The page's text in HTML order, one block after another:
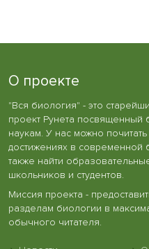
О проекте
"Вся биология" - это
проект Рунета посвященный
наукам. У нас можно
достижениях в современной
также найти
школьников и студентов.
Миссия проекта -
разделам биологии в
обычного читателя.